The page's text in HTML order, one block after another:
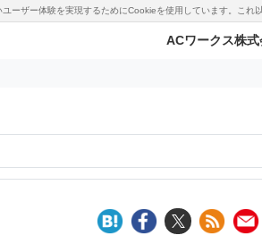
ーザー体験を実現するためにCookieを使用しています。こ
ACワークス株